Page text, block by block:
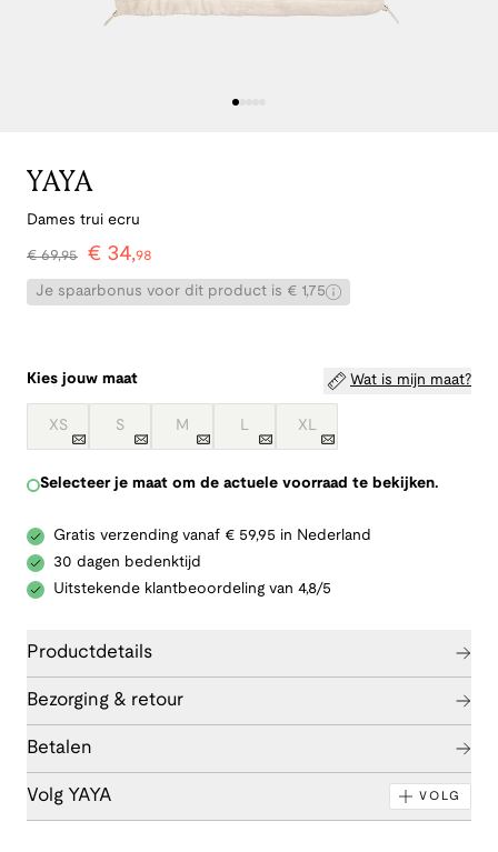
YAYA
Dames trui ecru
€69,95 € 34,98
Je spaarbonus voor dit product is € 1,75
Kies jouw maat Wat is mijn maat?
XS S M L XL
Selecteer je maat om de actuele voorraad te bekijken.
Gratis verzending vanaf € 59,95 in Nederland
30 dagen bedenktijd
Uitstekende klantbeoordeling van 4,8/5
Productdetails
Bezorging & retour
Betalen
Volg YAYA VOLG